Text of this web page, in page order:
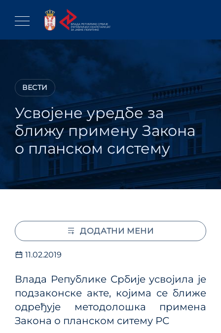
content
ВЕСТИ
Усвојене уредбе за
ближу примену Закона
о планском систему
11.02.2019
Влaдa Рeпубликe Србиje усвојила је
подзаконске акте, којима се ближе
одређује методолошка примена
Закона о планском ситему РС
ДОДАТНИ МЕНИ